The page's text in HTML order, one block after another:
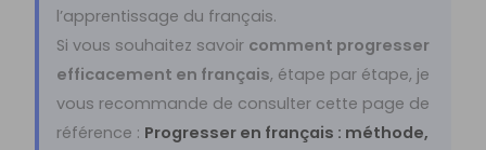
l’apprentissage du français.
Si vous souhaitez savoir comment progresser
efficacement en français, étape par étape, je
vous recommande de consulter cette page de
référence : Progresser en français : méthode,